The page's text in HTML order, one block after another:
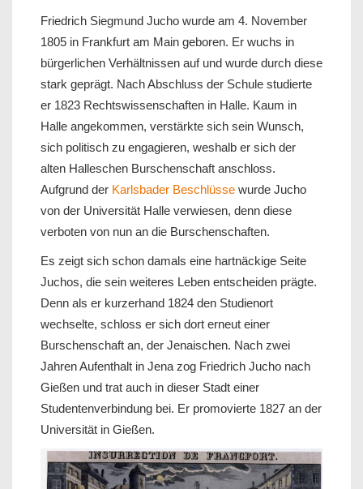
Friedrich Siegmund Jucho wurde am 4. November
1805 in Frankfurt am Main geboren. Er wuchs in
bürgerlichen Verhältnissen auf und wurde durch diese
stark geprägt. Nach Abschluss der Schule studierte
er 1823 Rechtswissenschaften in Halle. Kaum in
Halle angekommen, verstärkte sich sein Wunsch,
sich politisch zu engagieren, weshalb er sich der
alten Halleschen Burschenschaft anschloss.
Aufgrund der Karlsbader Beschlüsse wurde Jucho
von der Universität Halle verwiesen, denn diese
verboten von nun an die Burschenschaften.
Es zeigt sich schon damals eine hartnäckige Seite
Juchos, die sein weiteres Leben entscheiden prägte.
Denn als er kurzerhand 1824 den Studienort
wechselte, schloss er sich dort erneut einer
Burschenschaft an, der Jenaischen. Nach zwei
Jahren Aufenthalt in Jena zog Friedrich Jucho nach
Gießen und trat auch in dieser Stadt einer
Studentenverbindung bei. Er promovierte 1827 an der
Universität in Gießen.